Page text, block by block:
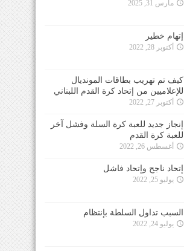
مارس 31, 2025
إتهام خطير
أكتوبر 28, 2022
كيف تم تهريب بطاقات المونديال
للإعلاميين من إتحاد كرة القدم اللبناني
أكتوبر 27, 2022
إنجاز جديد للعبة كرة السلة وفشل آخر
للعبة كرة القدم
أغسطس 26, 2022
إتحاد ناجح وإتحاد فاشل
يوليو 25, 2022
السبب تداول السلطة بإنتظام
يوليو 24, 2022